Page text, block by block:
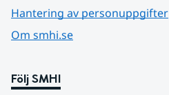
Hantering av personuppgifter
Om smhi.se
Följ SMHI